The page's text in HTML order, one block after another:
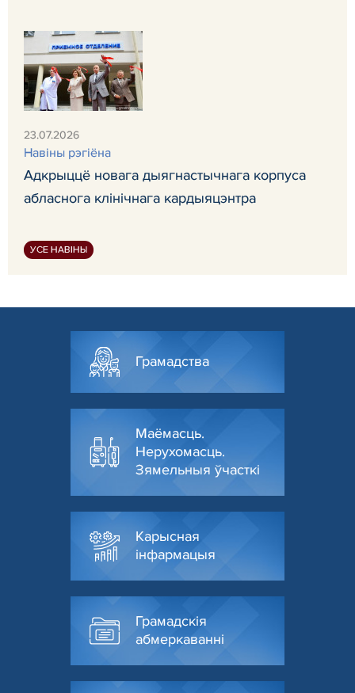
23.07.2026
Навiны рэгiёна
Адкрыццё новага дыягнастычнага корпуса
абласнога клінічнага кардыяцэнтра
УСЕ НАВІНЫ
Грамадства
Маёмасць.
Нерухомасць.
Зямельныя ўчасткі
Карысная
інфармацыя
Грамадскія
абмеркаванні